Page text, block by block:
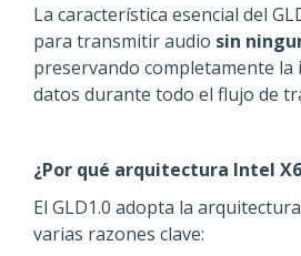
La característica esencial del
para transmitir audio sin
preservando completamente la
datos durante todo el flujo de
¿Por qué arquitectura Intel
El GLD1.0 adopta la
varias razones clave: